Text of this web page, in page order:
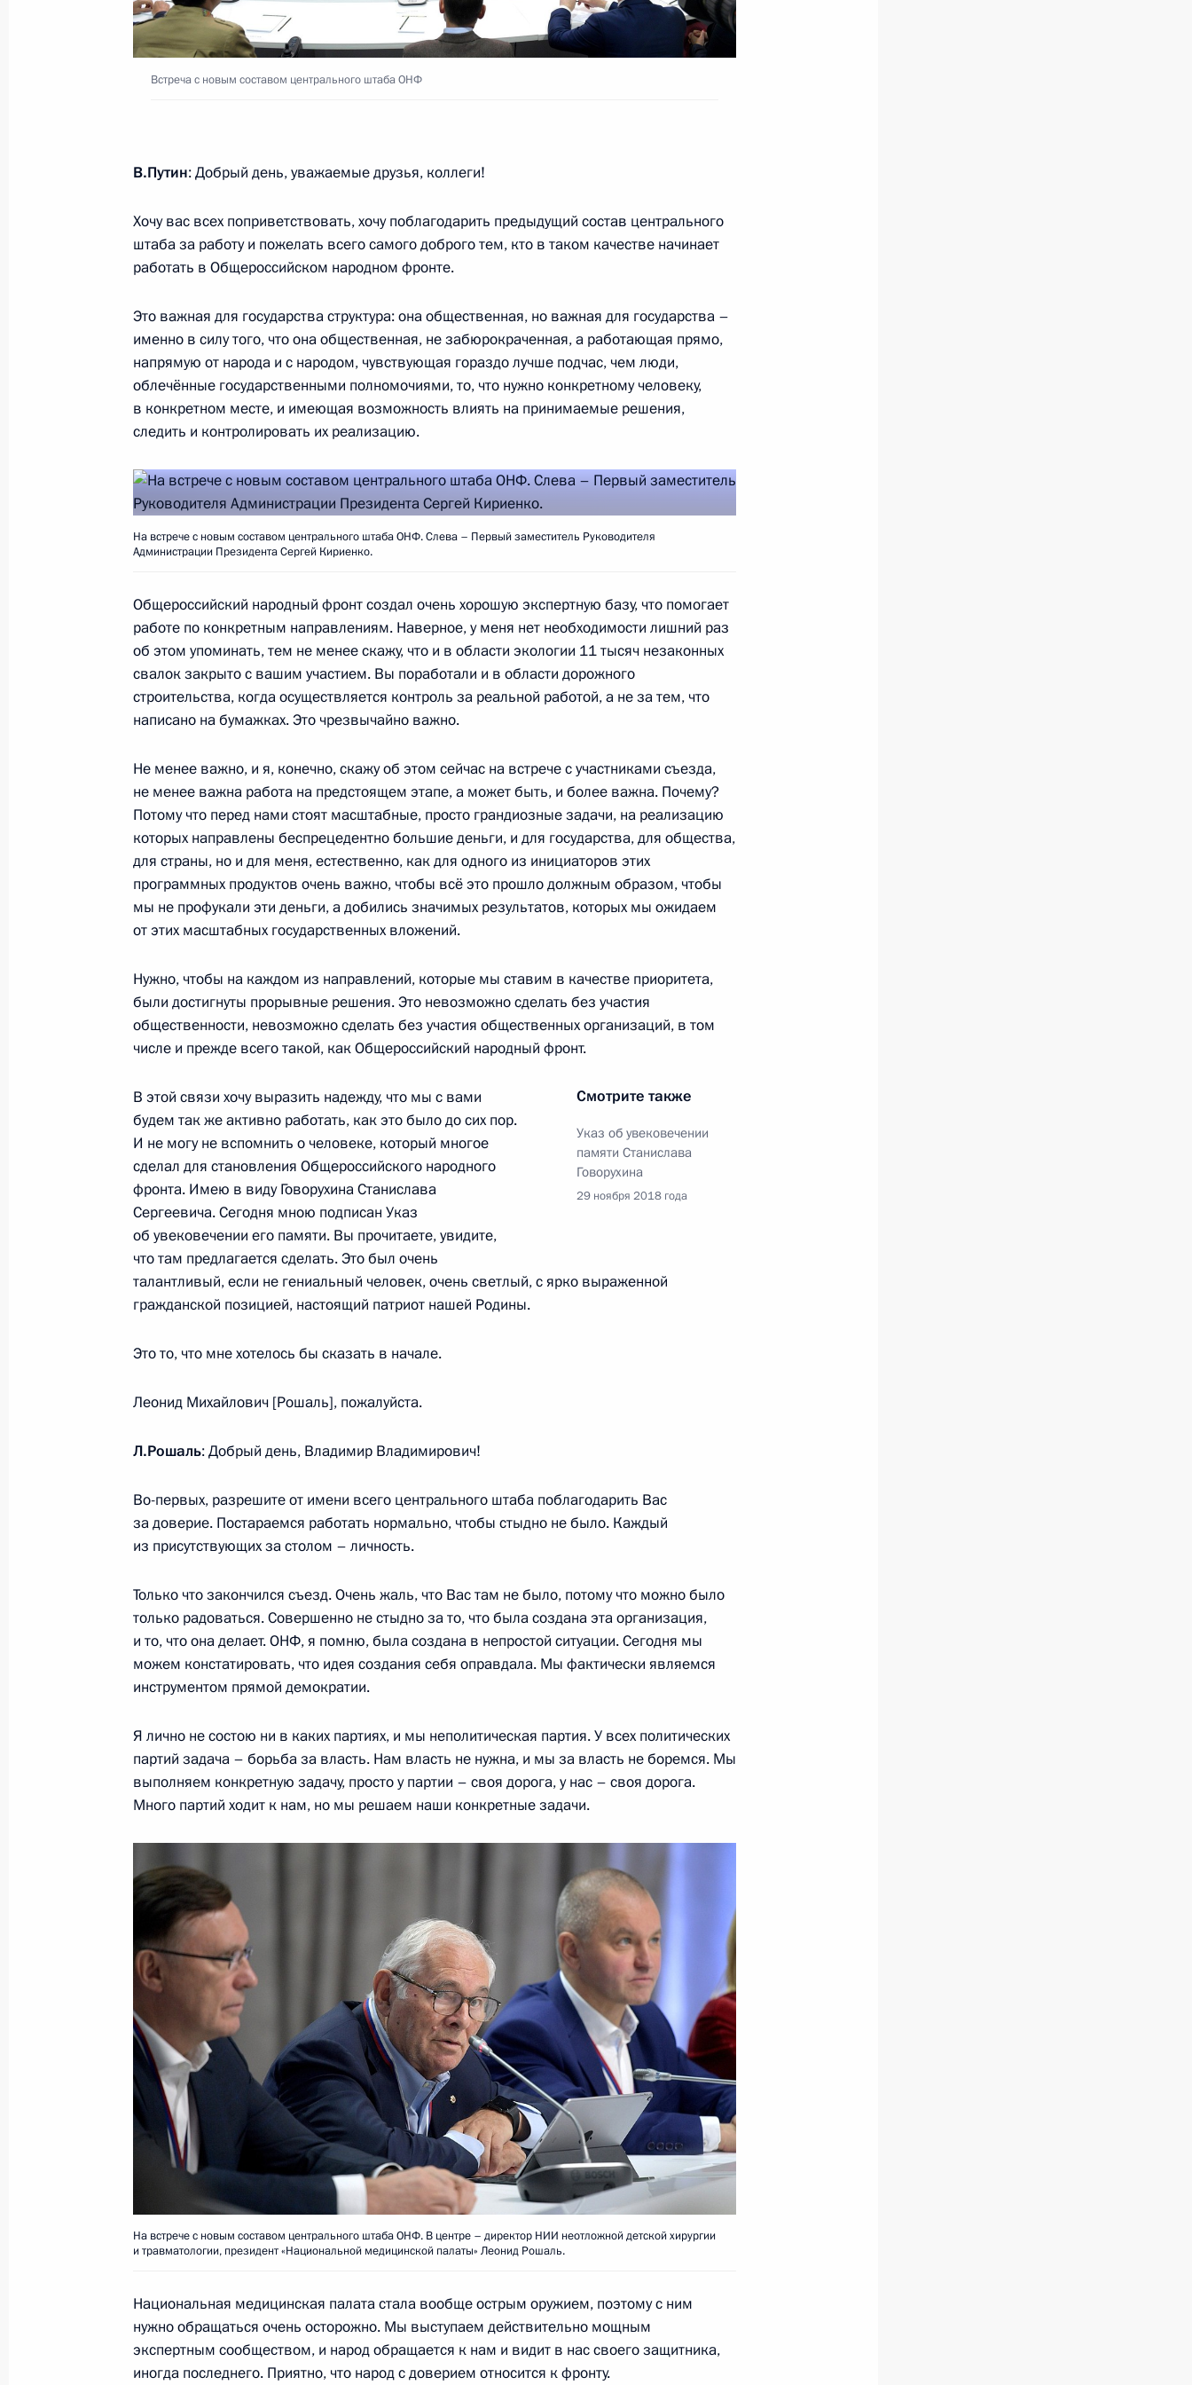
30 ноября 2018 года, 21:00
Встреча лидеров БРИКС
30 ноября 2018 года, 14:45
29 ноября 2018 года, четверг
Заседание Совета Безопасности Российской Федерации
29 ноября 2018 года, 15:40 Московская область, Ново-Огарёво
Съезд Общероссийского народного фронта
29 ноября 2018 года, 14:30 Москва
29 ноября 2018 года, 13:50
Встреча с новым составом центрального штаба ОНФ
29 ноября 2018 года, 13:45 Москва
28 ноября 2018 года, среда
30 ноября – 1 декабря Владимир Путин примет участие
в саммите «Группы двадцати» в Аргентине
28 ноября 2018 года, 17:00
Совещание с членами Правительства
28 ноября 2018 года, 17:00 Московская область, Ново-Огарёво
8
Инвестиционный форум «Россия зовёт!»
28 ноября 2018 года, 15:15 Москва
Телефонный разговор с Президентом Турции Реджепом Тайипом
Эрдоганом
28 ноября 2018 года, 13:20
27 ноября 2018 года, 18:00
27 ноября 2018 года, 14:30 Москва, Кремль
Телефонный разговор с Федеральным канцлером Германии
Ангелой Меркель
27 ноября 2018 года, 00:30
26 ноября 2018 года, понедельник
Встреча с главой Кировской области Игорем Васильевым
26 ноября 2018 года, 14:15 Москва, Кремль
23 ноября 2018 года, пятница
Расширенное заседание президиума Государственного совета
23 ноября 2018 года, 15:30
6м
Показать предыдущие материалы
Встреча с военнослужащими Военно-Морского Флота
26 июля 2026 года
Разделы сайта
Информационные
Официальные
сетевые ресурсы
Правовая и
Встреча с новым составом центрального штаба ОНФ
В.Путин: Добрый день, уважаемые друзья, коллеги!
Хочу вас всех поприветствовать, хочу поблагодарить предыдущий состав центрального
штаба за работу и пожелать всего самого доброго тем, кто в таком качестве начинает
работать в Общероссийском народном фронте.
Это важная для государства структура: она общественная, но важная для государства –
именно в силу того, что она общественная, не забюрокраченная, а работающая прямо,
напрямую от народа и с народом, чувствующая гораздо лучше подчас, чем люди,
облечённые государственными полномочиями, то, что нужно конкретному человеку,
в конкретном месте, и имеющая возможность влиять на принимаемые решения,
следить и контролировать их реализацию.
На встрече с новым составом центрального штаба ОНФ. Слева – Первый заместитель Руководителя
Администрации Президента Сергей Кириенко.
Общероссийский народный фронт создал очень хорошую экспертную базу, что помогает
работе по конкретным направлениям. Наверное, у меня нет необходимости лишний раз
об этом упоминать, тем не менее скажу, что и в области экологии 11 тысяч незаконных
свалок закрыто с вашим участием. Вы поработали и в области дорожного
строительства, когда осуществляется контроль за реальной работой, а не за тем, что
написано на бумажках. Это чрезвычайно важно.
Не менее важно, и я, конечно, скажу об этом сейчас на встрече с участниками съезда,
не менее важна работа на предстоящем этапе, а может быть, и более важна. Почему?
Потому что перед нами стоят масштабные, просто грандиозные задачи, на реализацию
которых направлены беспрецедентно большие деньги, и для государства, для общества,
для страны, но и для меня, естественно, как для одного из инициаторов этих
программных продуктов очень важно, чтобы всё это прошло должным образом, чтобы
мы не профукали эти деньги, а добились значимых результатов, которых мы ожидаем
от этих масштабных государственных вложений.
Нужно, чтобы на каждом из направлений, которые мы ставим в качестве приоритета,
были достигнуты прорывные решения. Это невозможно сделать без участия
общественности, невозможно сделать без участия общественных организаций, в том
числе и прежде всего такой, как Общероссийский народный фронт.
Смотрите также
Указ об увековечении
памяти Станислава
Говорухина
29 ноября 2018 года
В этой связи хочу выразить надежду, что мы с вами
будем так же активно работать, как это было до сих пор.
И не могу не вспомнить о человеке, который многое
сделал для становления Общероссийского народного
фронта. Имею в виду Говорухина Станислава
Сергеевича. Сегодня мною подписан Указ
об увековечении его памяти. Вы прочитаете, увидите,
что там предлагается сделать. Это был очень
талантливый, если не гениальный человек, очень светлый, с ярко выраженной
гражданской позицией, настоящий патриот нашей Родины.
Это то, что мне хотелось бы сказать в начале.
Леонид Михайлович [Рошаль], пожалуйста.
Л.Рошаль: Добрый день, Владимир Владимирович!
Во-первых, разрешите от имени всего центрального штаба поблагодарить Вас
за доверие. Постараемся работать нормально, чтобы стыдно не было. Каждый
из присутствующих за столом – личность.
Только что закончился съезд. Очень жаль, что Вас там не было, потому что можно было
только радоваться. Совершенно не стыдно за то, что была создана эта организация,
и то, что она делает. ОНФ, я помню, была создана в непростой ситуации. Сегодня мы
можем констатировать, что идея создания себя оправдала. Мы фактически являемся
инструментом прямой демократии.
Я лично не состою ни в каких партиях, и мы неполитическая партия. У всех политических
партий задача – борьба за власть. Нам власть не нужна, и мы за власть не боремся. Мы
выполняем конкретную задачу, просто у партии – своя дорога, у нас – своя дорога.
Много партий ходит к нам, но мы решаем наши конкретные задачи.
На встрече с новым составом центрального штаба ОНФ. В центре – директор НИИ неотложной детской хирургии
и травматологии, президент «Национальной медицинской палаты» Леонид Рошаль.
Национальная медицинская палата стала вообще острым оружием, поэтому с ним
нужно обращаться очень осторожно. Мы выступаем действительно мощным
экспертным сообществом, и народ обращается к нам и видит в нас своего защитника,
иногда последнего. Приятно, что народ с доверием относится к фронту.